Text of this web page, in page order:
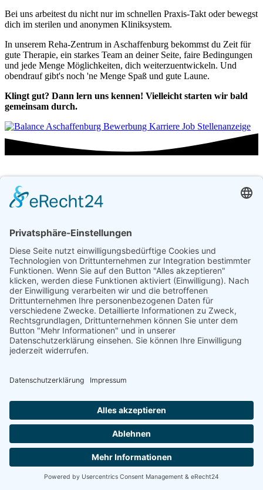
Bei uns arbeitest du nicht nur im schnellen Praxis-Takt oder bewegst
dich im sterilen und anonymen Kliniksystem.
In unserem Reha-Zentrum in Aschaffenburg bekommst du Zeit für
gute Therapie, ein starkes Team an deiner Seite, faire Bedingungen
und jede Menge Möglichkeiten, dich weiterzuentwickeln. Und
obendrauf gibt's noch 'ne Menge Spaß und gute Laune.
Klingt gut? Dann lern uns kennen! Vielleicht starten wir bald
gemeinsam durch.
Klicke auf eines unserer Stellenangebote, um
mehr darüber zu erfahren:
Fahrdienstleiter / Koordinator Fahrdienst (m/w/d)
Fahrer für Patiententransporte (m/w/d)
Aschaffenburg, Magnolienweg 24/26,
Teilzeit, ab 01.10.2026